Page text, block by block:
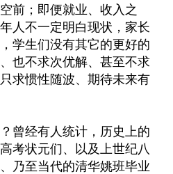
前；即便就业、收入之
人不一定明白现状，家长
学生们没有其它的更好的
也不求次优解、甚至不求
求惯性随波、期待未来有
曾经有人统计，历史上的
考状元们、以及上世纪八
乃至当代的清华姚班毕业